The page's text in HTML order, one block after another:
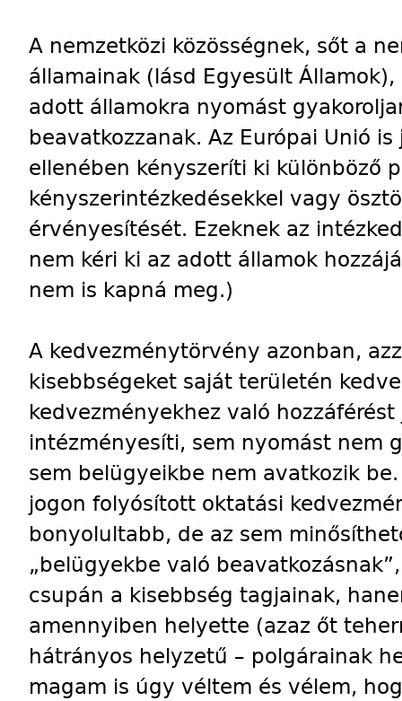
A nemzetközi közösségnek, sőt a
államainak (lásd Egyesült
adott államokra nyomást
beavatkozzanak. Az Európai Unió
ellenében kényszeríti ki különböző
kényszerintézkedésekkel vagy
érvényesítését. Ezeknek az
nem kéri ki az adott államok
nem is kapná meg.)
A kedvezménytörvény azonban,
kisebbségeket saját területén
kedvezményekhez való
intézményesíti, sem nyomást nem
sem belügyeikbe nem avatkozik
jogon folyósított oktatási
bonyolultabb, de az sem
„belügyekbe való
csupán a kisebbség tagjainak,
amennyiben helyette (azaz őt
hátrányos helyzetű – polgárainak
magam is úgy véltem és vélem,